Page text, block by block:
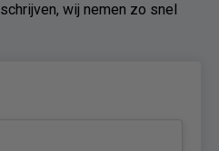
wij nemen zo snel